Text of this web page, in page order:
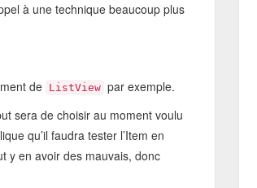
à une technique beaucoup plus
de ListView par exemple.
sera de choisir au moment voulu
qu’il faudra tester l’Item en
y en avoir des mauvais, donc